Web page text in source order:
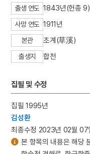
출생 연도 1843년(헌종 9)
사망 연도 1911년
본관 초계(草溪)
출생지 합천
집필 및 수정
집필 1995년
김성환
최종수정 2023년 02월 07
본 항목의 내용은 해당